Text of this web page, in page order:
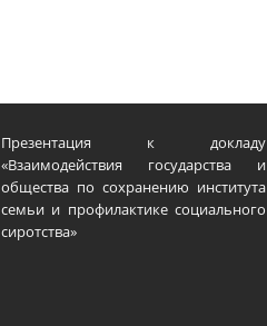
Презентация к докладу
«Взаимодействия государства и
общества по сохранению института
семьи и профилактике социального
сиротства»